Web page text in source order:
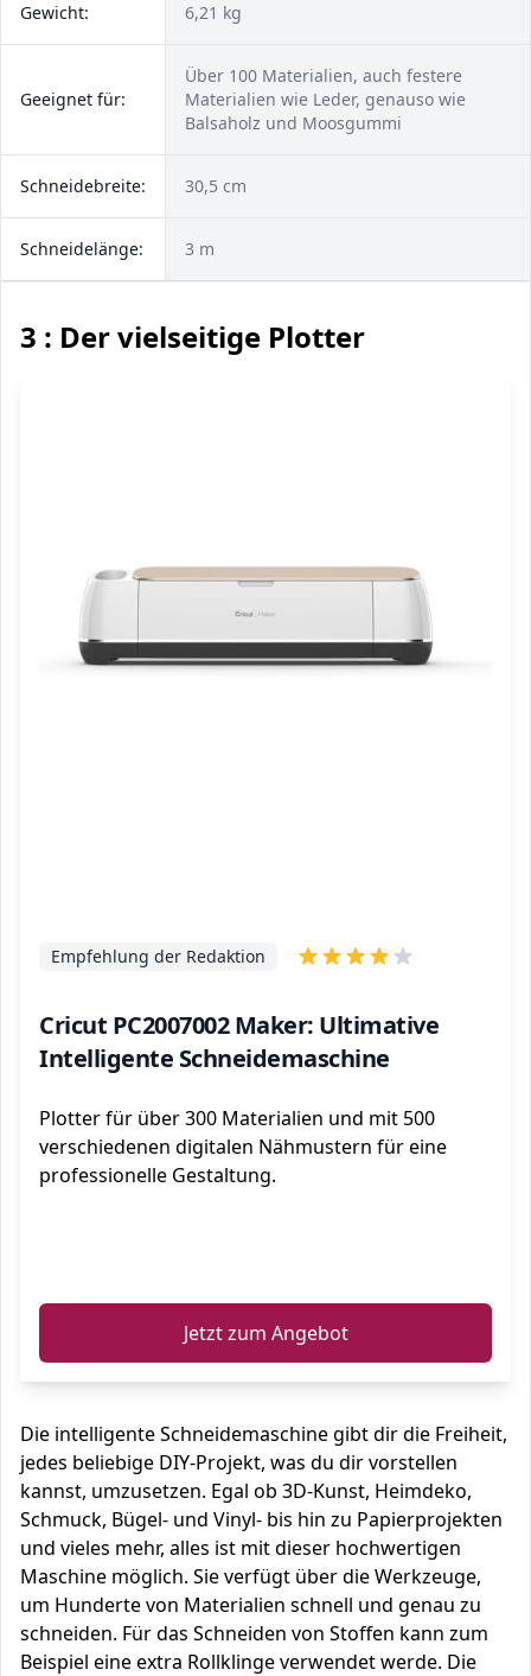
Gewicht: 6,21 kg
Geeignet für:
Über 100 Materialien, auch festere
Materialien wie Leder, genauso wie
Balsaholz und Moosgummi
Schneidebreite: 30,5 cm
Schneidelänge: 3 m
3 : Der vielseitige Plotter
Cricut PC2007002 Maker: Ultimative
Intelligente Schneidemaschine
Empfehlung der Redaktion
Plotter für über 300 Materialien und mit 500
verschiedenen digitalen Nähmustern für eine
professionelle Gestaltung.
Jetzt zum Angebot
Die intelligente Schneidemaschine gibt dir die Freiheit,
jedes beliebige DIY-Projekt, was du dir vorstellen
kannst, umzusetzen. Egal ob 3D-Kunst, Heimdeko,
Schmuck, Bügel- und Vinyl- bis hin zu Papierprojekten
und vieles mehr, alles ist mit dieser hochwertigen
Maschine möglich. Sie verfügt über die Werkzeuge,
um Hunderte von Materialien schnell und genau zu
schneiden. Für das Schneiden von Stoffen kann zum
Beispiel eine extra Rollklinge verwendet werde. Die